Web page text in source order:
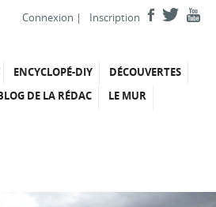
Connexion | Inscription
ENCYCLOPÉ-DIY
DÉCOUVERTES
DE LA RÉDAC
LE MUR